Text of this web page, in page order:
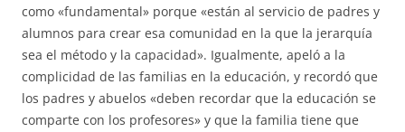
como «fundamental» porque «están al servicio de padres y
alumnos para crear esa comunidad en la que la jerarquía
sea el método y la capacidad». Igualmente, apeló a la
complicidad de las familias en la educación, y recordó que
los padres y abuelos «deben recordar que la educación se
comparte con los profesores» y que la familia tiene que